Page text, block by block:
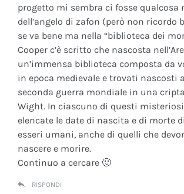
progetto mi sembra ci fosse qualcosa
dell’angelo di zafon (però non ricordo
se va bene ma nella “biblioteca dei
Cooper c’è scritto che nascosta
un’immensa biblioteca composta da
in epoca medievale e trovati nascosti
seconda guerra mondiale in una
Wight. In ciascuno di questi
elencate le date di nascita e di morte
esseri umani, anche di quelli che
nascere e morire.
Continuo a cercare 🙂
RISPONDI